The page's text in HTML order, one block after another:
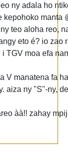
ny adala ho
kepohoko manta
teo aloha reo,
eto é? io zao
TGV moa efa
V manatena fa
aiza ny "S"-ny,
àà!! zahay